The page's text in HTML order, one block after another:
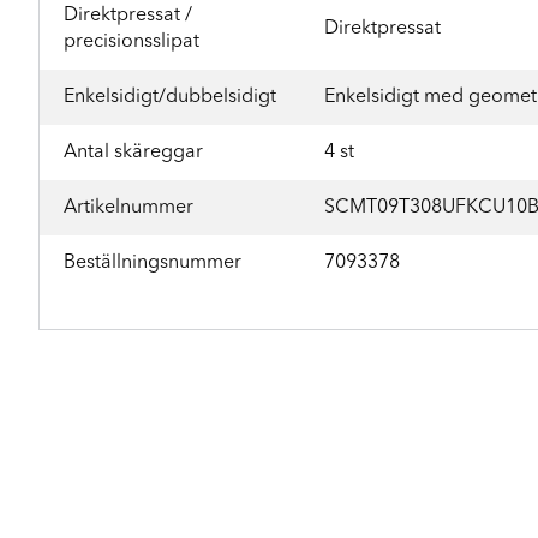
Direktpressat /
precisionsslipat
Direktpressat
Enkelsidigt/dubbelsidigt Enkelsidigt med
Antal skäreggar 4 st
Artikelnummer SCMT09T308UFKCU10B
Beställningsnummer 7093378